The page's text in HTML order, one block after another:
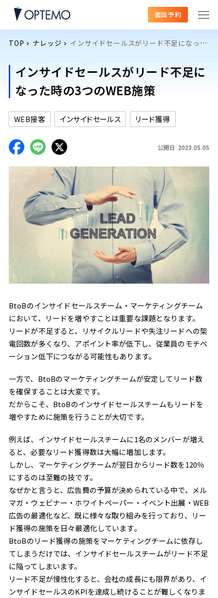
面談予約
TOP ナレッジ インサイドセールスがリード不足になった時の3つのWEB施策
インサイドセールスがリード不足に
なった時の3つのWEB施策
WEB接客 インサイドセールス リード獲得
公開日 2023.05.05
BtoBのインサイドセールスチーム・マーケティングチーム
において、リードを増やすことは重要な課題となります。
リードが不足すると、リサイクルリードや失注リードへの架
電回数が多くなり、アポイント率が低下し、従業員のモチベ
ーション低下につながる可能性もあります。
一方で、BtoBのマーケティングチームが安定してリード数
を確保することは大変です。
だからこそ、BtoBのインサイドセールスチームもリードを
増やすために施策を行うことが大切です。
例えば、インサイドセールスチームに1名のメンバーが増え
ると、必要なリード獲得数は大幅に増加します。
しかし、マーケティングチームが翌日からリード数を120％
にするのは至難の技です。
なぜかと言うと、広告費の予算が決められている中で、メル
マガ・ウェビナー・ホワイトペーパー・イベント出展・WEB
広告の最適化など、既に様々な取り組みを行っており、リー
ド獲得の施策を日々最適化しています。
BtoBのリード獲得の施策をマーケティングチームに依存し
てしまうだけでは、インサイドセールスチームがリード不足
に陥ってしまいます。
リード不足が慢性化すると、会社の成長にも限界があり、イ
ンサイドセールスのKPIを達成し続けることが難しくなりま